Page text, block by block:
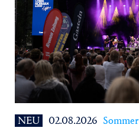
NEU 02.08.2026 Sommer